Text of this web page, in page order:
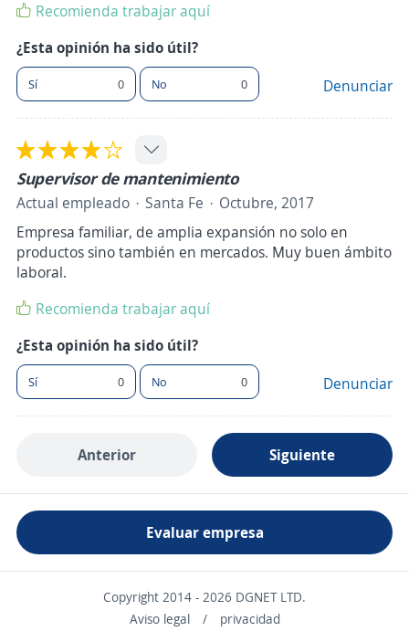
Recomienda trabajar aquí
¿Esta opinión ha sido útil?
Sí 0 No 0 Denunciar
Supervisor de mantenimiento
Actual empleado Santa Fe
Octubre, 2017
Empresa familiar, de amplia expansión no solo en
productos sino también en mercados. Muy buen ámbito
laboral.
Recomienda trabajar aquí
¿Esta opinión ha sido útil?
Sí 0 No 0 Denunciar
Anterior Siguiente
Evaluar empresa
Copyright 2014 - 2026 DGNET LTD.
Aviso legal
/ privacidad